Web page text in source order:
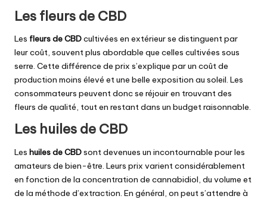
Les fleurs de CBD
Les fleurs de CBDcultivées en extérieur se distinguent par
leur coût, souvent plus abordable que celles cultivées sous
serre. Cette différence de prix s’explique par un coût de
production moins élevé et une belle exposition au soleil. Les
consommateurs peuvent donc se réjouir en trouvant des
fleurs de qualité, tout en restant dans un budget raisonnable.
Les huiles de CBD
Les huiles de CBDsont devenues un incontournable pour les
amateurs de bien-être. Leurs prix varient considérablement
en fonction de la concentration de cannabidiol, du volume et
de la méthode d’extraction. En général, on peut s’attendre à